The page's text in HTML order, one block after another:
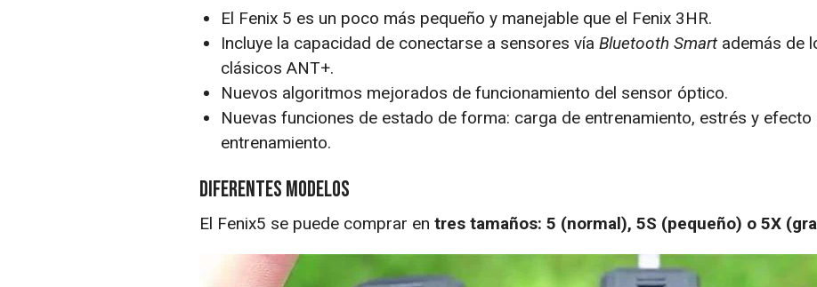
El Fenix 5 es un poco más pequeño y manejable que el Fenix 3HR.
Incluye la capacidad de conectarse a sensores vía Bluetooth Smartademás de
clásicos ANT+.
Nuevos algoritmos mejorados de funcionamiento del sensor óptico.
Nuevas funciones de estado de forma: carga de entrenamiento, estrés y efecto
entrenamiento.
Diferentes modelos
El Fenix5 se puede comprar en tres tamaños: 5 (normal), 5S (pequeño) o 5X